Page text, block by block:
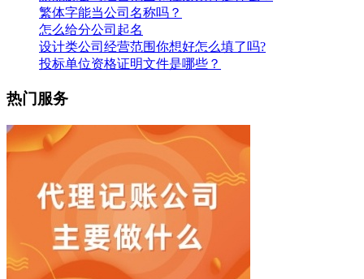
繁体字能当公司名称吗？
怎么给分公司起名
设计类公司经营范围你想好怎么填了吗?
投标单位资格证明文件是哪些？
热门服务